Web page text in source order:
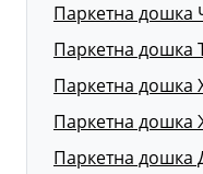
Паркетна дошка
Паркетна дошка
Паркетна дошка
Паркетна дошка
Паркетна дошка